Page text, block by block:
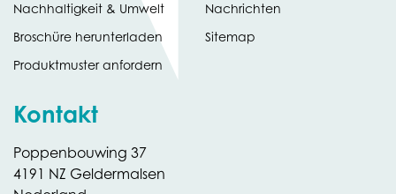
Nachhaltigkeit & Umwelt
Broschüre herunterladen
in
new
Produktmuster anfordern
Nachrichten
Sitemap
Kontakt
Poppenbouwing 37
4191 NZ Geldermalsen